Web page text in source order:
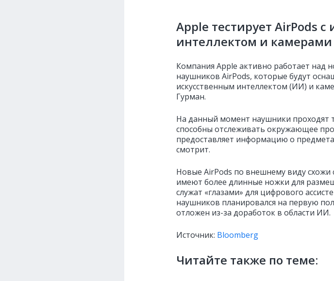
Apple тестирует AirPods
интеллектом и камерами
Компания Apple активно работает над
наушников AirPods, которые будут
искусственным интеллектом (ИИ) и
Гурман.
На данный момент наушники проходят
способны отслеживать окружающее
предоставляет информацию о
смотрит.
Новые AirPods по внешнему виду схожи
имеют более длинные ножки для
служат «глазами» для цифрового
наушников планировался на первую
отложен из-за доработок в области ИИ.
Источник: Bloomberg
Читайте также по теме: